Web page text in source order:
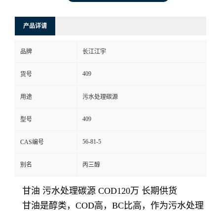
产品详请
品牌 长江江宇
货号 409
用途 污水处理碳源
型号 409
CAS编号 56-81-5
别名 丙三醇
甘油 污水处理碳源 COD120万 长期供货
甘油是醇类，COD高，BC比高，作为污水处理